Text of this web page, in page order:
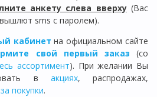
анкету слева вверху(Вас
sms с паролем).
кабинет на официальном сайте
свой первый заказ (со
ассортимент). При желании Вы
в акциях, распродажах,
покупки.